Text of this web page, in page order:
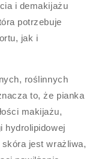
i demakijażu
potrzebuje
jak i
roślinnych
to, że pianka
makijażu,
hydrolipidowej
skóra jest wrażliwa,